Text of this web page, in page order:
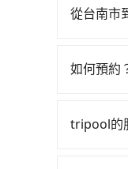
出站、等
叫小黃的
趕時間的
天就要來
小時40元
凹的車門
從台南市
到車，也
難度是台
如何預約
內即可查
tripool的